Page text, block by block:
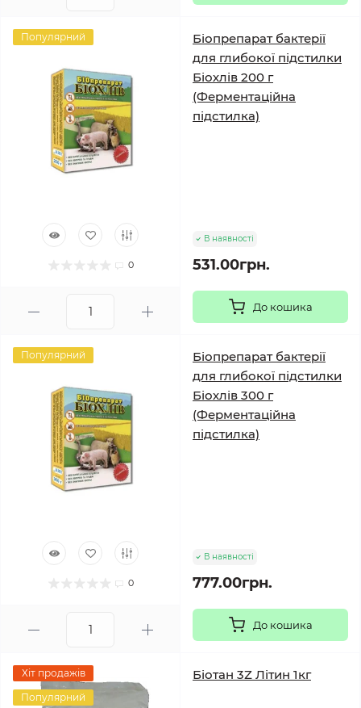
Популярний
0
Біопрепарат бактерії
для глибокої підстилки
Біохлів 200 г
(Ферментаційна
підстилка)
В наявності
531.00грн.
До кошика
Популярний
0
Біопрепарат бактерії
для глибокої підстилки
Біохлів 300 г
(Ферментаційна
підстилка)
В наявності
777.00грн.
До кошика
Хіт продажів
Популярний
Біотан 3Z Літин 1кг